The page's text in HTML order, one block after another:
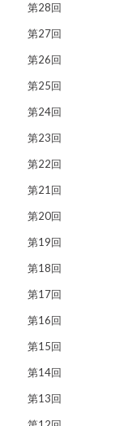
第28回
第27回
第26回
第25回
第24回
第23回
第22回
第21回
第20回
第19回
第18回
第17回
第16回
第15回
第14回
第13回